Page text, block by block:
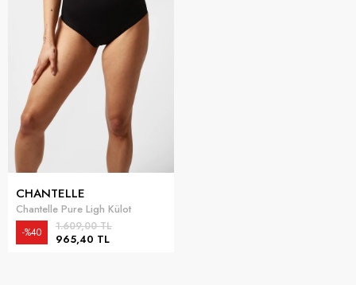
CHANTELLE
Chantelle Pure Ligh Külot
965,40 TL
1.609,00 TL
%40